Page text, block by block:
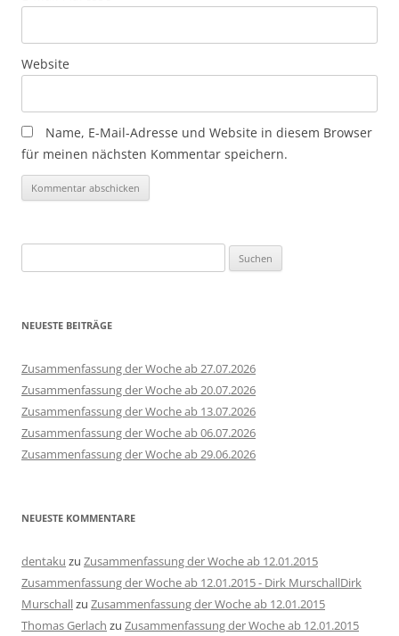
Website
Name, E-Mail-Adresse und Website in diesem Browser
für meinen nächsten Kommentar speichern.
nach:
NEUESTE BEITRÄGE
Zusammenfassung der Woche ab 27.07.2026
Zusammenfassung der Woche ab 20.07.2026
Zusammenfassung der Woche ab 13.07.2026
Zusammenfassung der Woche ab 06.07.2026
Zusammenfassung der Woche ab 29.06.2026
NEUESTE KOMMENTARE
dentaku zu Zusammenfassung der Woche ab 12.01.2015
Zusammenfassung der Woche ab 12.01.2015 - Dirk MurschallDirk
Murschallzu Zusammenfassung der Woche ab 12.01.2015
Thomas Gerlach zu Zusammenfassung der Woche ab 12.01.2015